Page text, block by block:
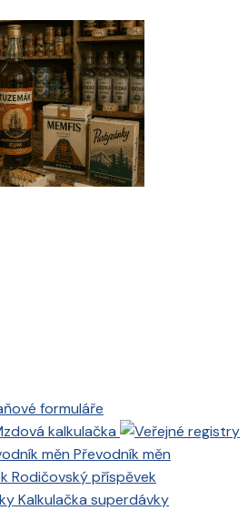
formuláře
kalkulačka
Převodník měn
Rodičovský příspěvek
Kalkulačka superdávky